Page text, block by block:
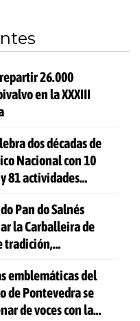
26.000
en la XXXIII
dos décadas de
Nacional con 10
81 actividades
Pan do Salnés
la Carballeira de
tradición,
emblemáticas del
de Pontevedra se
de voces con la